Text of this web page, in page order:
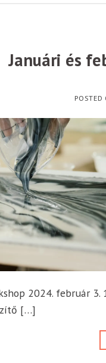
Januári és
POSTED
2024. február 3.
[…]